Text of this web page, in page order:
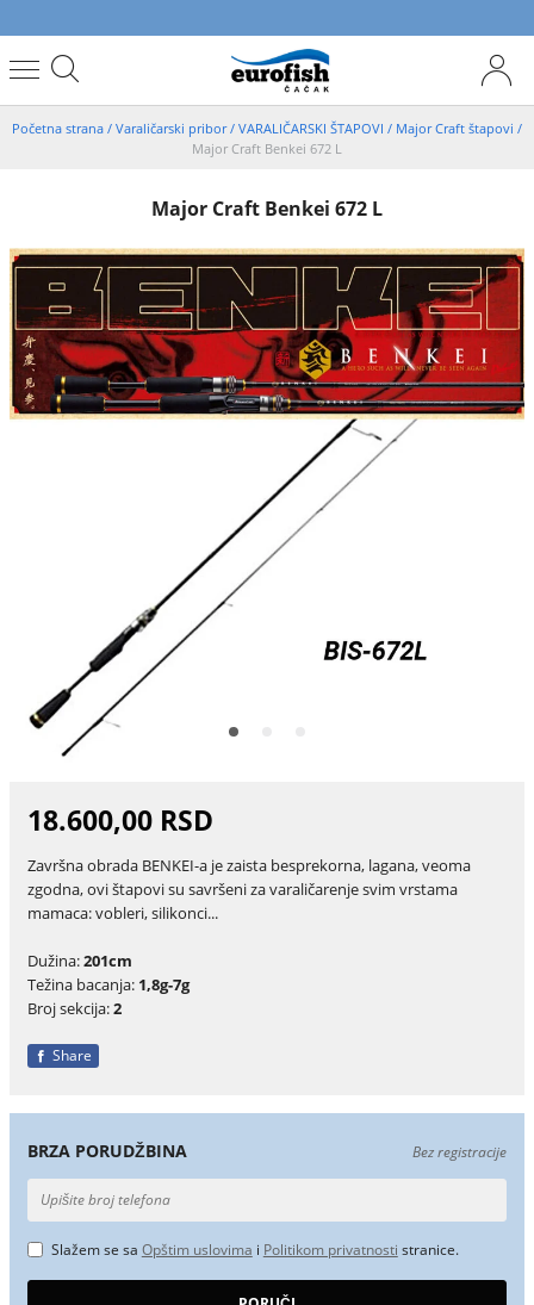
Početna strana / Varaličarski pribor/ VARALIČARSKI ŠTAPOVI / Major Craft štapovi /
Major Craft Benkei 672 L
Major Craft Benkei 672 L
18.600,00 RSD
Završna obrada BENKEI-a je zaista besprekorna, lagana, veoma
zgodna, ovi štapovi su savršeni za varaličarenje svim vrstama
mamaca: vobleri, silikonci...
Dužina:201cm
Težina bacanja: 1,8g-7g
Broj sekcija:2
Share
BRZA PORUDŽBINA Bez registracije
Slažem se sa Opštim uslovima i Politikom privatnosti stranice.